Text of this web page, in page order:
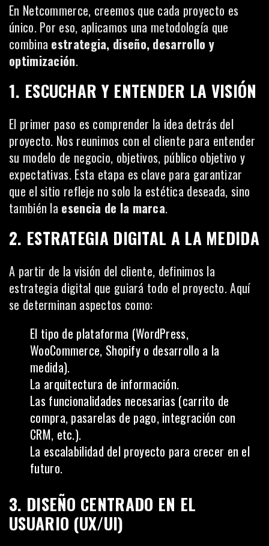
En Netcommerce, creemos que cada proyecto es
único. Por eso, aplicamos una metodología que
combina estrategia, diseño, desarrollo y
optimización.
1. ESCUCHAR Y ENTENDER LA VISIÓN
El primer paso es comprender la idea detrás del
proyecto. Nos reunimos con el cliente para entender
su modelo de negocio, objetivos, público objetivo y
expectativas. Esta etapa es clave para garantizar
que el sitio refleje no solo la estética deseada, sino
también la esencia de la marca.
2. ESTRATEGIA DIGITAL A LA MEDIDA
A partir de la visión del cliente, definimos la
estrategia digital que guiará todo el proyecto. Aquí
se determinan aspectos como:
El tipo de plataforma (WordPress,
WooCommerce, Shopify o desarrollo a la
medida).
La arquitectura de información.
Las funcionalidades necesarias (carrito de
compra, pasarelas de pago, integración con
CRM, etc.).
La escalabilidad del proyecto para crecer en el
futuro.
3. DISEÑO CENTRADO EN EL
USUARIO (UX/UI)